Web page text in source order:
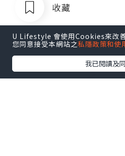
收藏
U Lifestyle 會使用Cookies來改
您同意接受本網站之私隱政策和使
我已閱讀及